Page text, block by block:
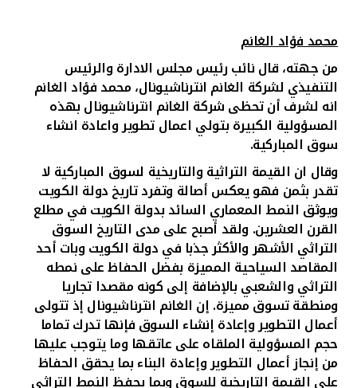
محمد فؤاد الغانم
من جهته، قال نائب رئيس مجلس الادارة والرئيس
التنفيذي لشركة الغانم انترناشيونال، محمد فؤاد الغانم
انه لشرف أن تحظى شركة الغانم انترناشيونال بهذه
المسؤولية الكبيرة بتولي اعمال تطوير واعادة انشاء
سوق المباركية.
وقال ان القيمة التراثية والتاريخية لسوق المباركية لا
تقدر بثمن فهو يعكس أصالة وتفرد تاريخ دولة الكويت
ويوثق النمط المعماري السائد بدولة الكويت في مطلع
القرن العشرين. ولقد أصبح على مدى التاريخ السوق
التراثي الأشهر والأكثر جذبا في دولة الكويت وبات أحد
المقاصد السياحية المميزة بفضل الحفاظ على نمطه
التراثي والشعبي بالإضافة إلى كونه مقصدا تجاريا
ومنطقة تسوق مميزة. إن الغانم انترناشيونال إذ تتولى
أعمال التطوير وإعادة إنشاء السوق فإنها تدرك تماما
حجم المسؤولية الملقاه على عاتقها وما يتوجب عليها
من إنجاز أعمال التطوير وإعادة البناء بما يحقق الحفاظ
على القيمة التاريخية للسوق وبما يحفظ النمط التراثي